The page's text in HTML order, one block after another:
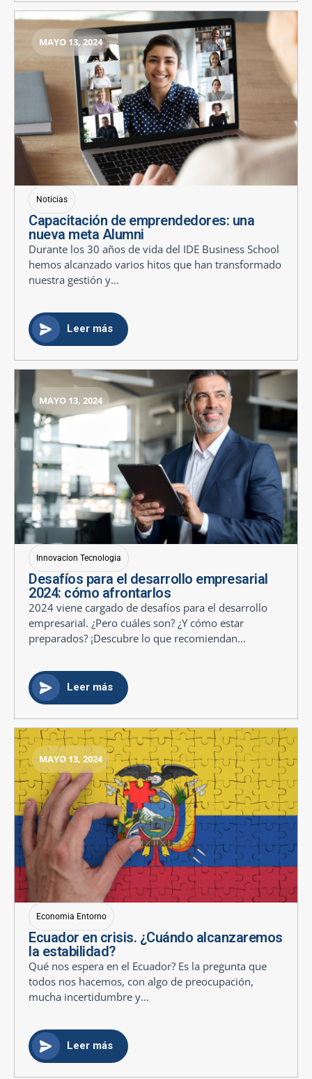
MAYO 13, 2024
Noticias
Capacitación de emprendedores: una
nueva meta Alumni
Durante los 30 años de vida del IDE Business School
hemos alcanzado varios hitos que han transformado
nuestra gestión y...
Leer más
MAYO 13, 2024
Innovacion Tecnologia
Desafíos para el desarrollo empresarial
2024: cómo afrontarlos
2024 viene cargado de desafíos para el desarrollo
empresarial. ¿Pero cuáles son? ¿Y cómo estar
preparados? ¡Descubre lo que recomiendan...
Leer más
MAYO 13, 2024
Economia Entorno
Ecuador en crisis. ¿Cuándo alcanzaremos
la estabilidad?
Qué nos espera en el Ecuador? Es la pregunta que
todos nos hacemos, con algo de preocupación,
mucha incertidumbre y...
Leer más